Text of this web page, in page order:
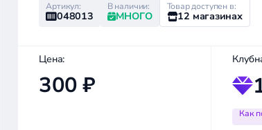
Артикул:
048013
В наличии:
МНОГО
Товар доступен в:
12 магазинах
Цена:
300 ₽
Как